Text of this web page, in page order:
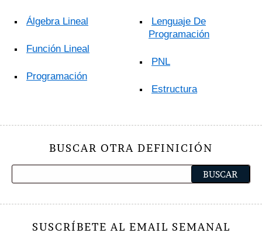
Álgebra Lineal
Función Lineal
Programación
Lenguaje De
Programación
PNL
Estructura
BUSCAR OTRA DEFINICIÓN
SUSCRÍBETE AL EMAIL SEMANAL